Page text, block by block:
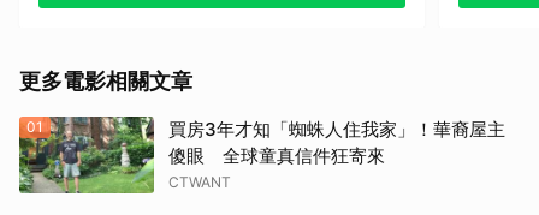
《撕裂地平線》（1997）
《變人》（1999）
《鋼鐵墳墓》（2013）
更多電影相關文章
01
買房3年才知「蜘蛛人住我家」！華裔屋主
傻眼 全球童真信件狂寄來
CTWANT